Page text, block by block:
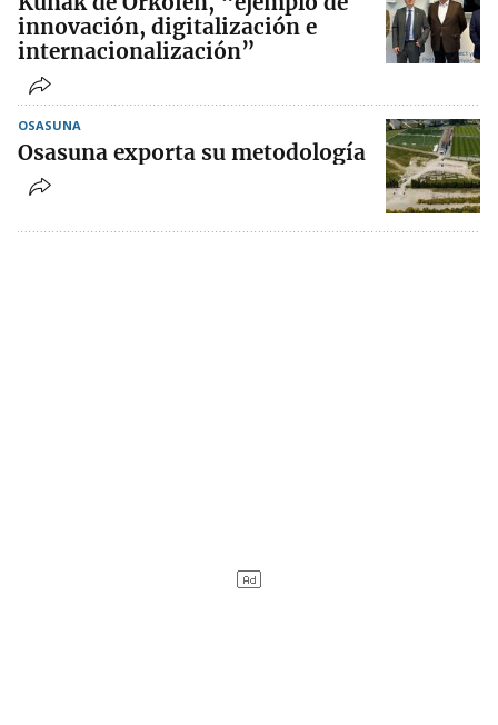
innovación, digitalización e
internacionalización”
OSASUNA
Osasuna exporta su metodología